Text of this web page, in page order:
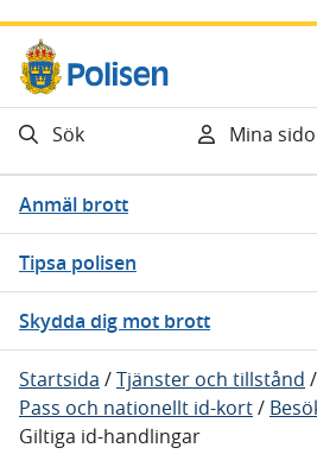
Gå direkt till innehåll
Sök Mina
Anmäl brott
Tipsa polisen
Skydda dig mot brott
Startsida /Tjänster och tillstånd /
Pass och nationellt id-kort/
Giltiga id-handlingar